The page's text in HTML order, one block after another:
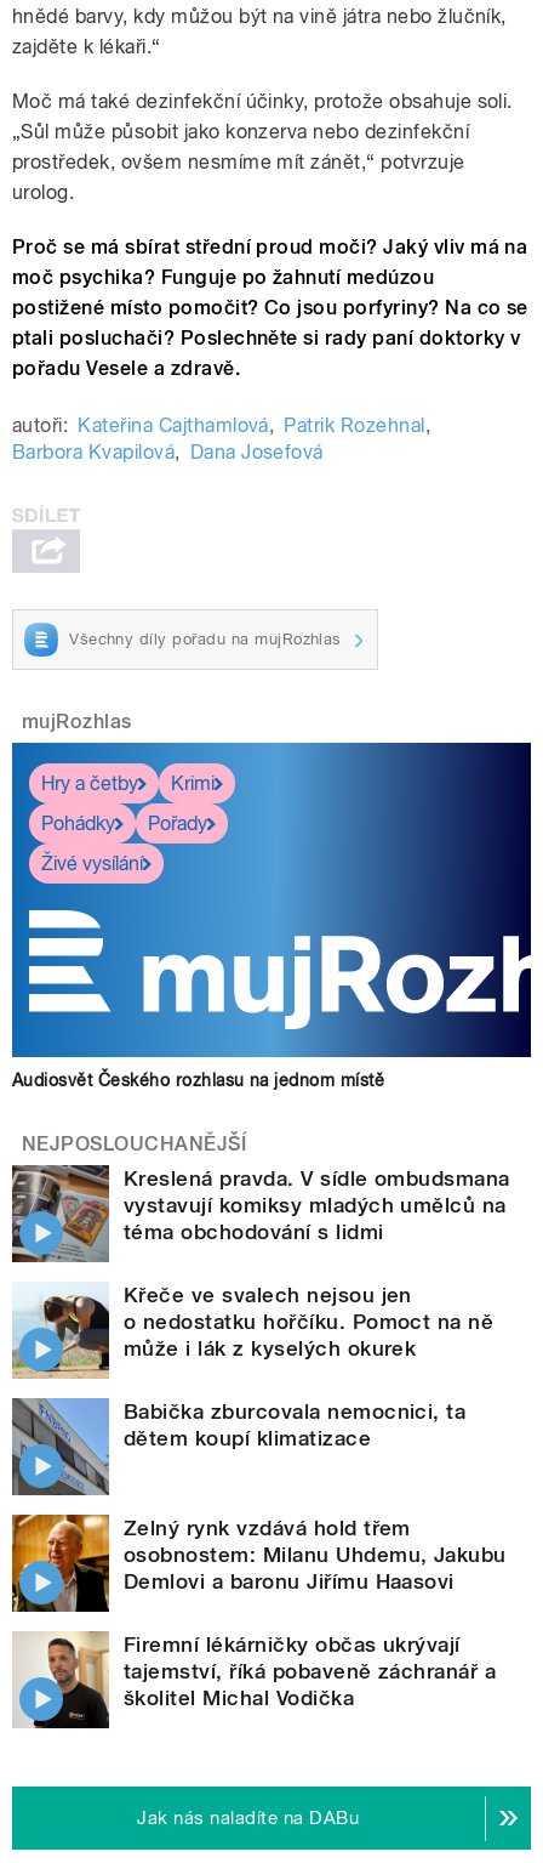
hnědé barvy, kdy můžou být na vině játra nebo žlučník,
zajděte k lékaři.“
Moč má také dezinfekční účinky, protože obsahuje soli.
„Sůl může působit jako konzerva nebo dezinfekční
prostředek, ovšem nesmíme mít zánět,“ potvrzuje
urolog.
Proč se má sbírat střední proud moči? Jaký vliv má na
moč psychika? Funguje po žahnutí medúzou
postižené místo pomočit? Co jsou porfyriny? Na co se
ptali posluchači? Poslechněte si rady paní doktorky v
pořadu Vesele a zdravě.
autoři: Kateřina Cajthamlová, Patrik Rozehnal ,
Barbora Kvapilová, Dana Josefová
Všechny díly pořadu na mujRozhlas
mujRozhlas
Hry a četby
Krimi
Pohádky
Pořady
Živé vysílání
Audiosvět Českého rozhlasu na jednom místě
NEJPOSLOUCHANĚJŠÍ
Kreslená pravda. V sídle ombudsmana
vystavují komiksy mladých umělců na
téma obchodování s lidmi
Křeče ve svalech nejsou jen
o nedostatku hořčíku. Pomoct na ně
může i lák z kyselých okurek
Babička zburcovala nemocnici, ta
dětem koupí klimatizace
Zelný rynk vzdává hold třem
osobnostem: Milanu Uhdemu, Jakubu
Demlovi a baronu Jiřímu Haasovi
Firemní lékárničky občas ukrývají
tajemství, říká pobaveně záchranář a
školitel Michal Vodička
Jak nás naladíte na DABu